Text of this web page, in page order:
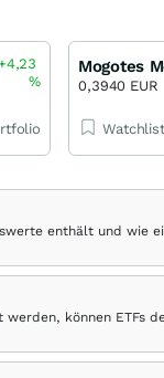
%
0,3940 EUR
Watchlist
enthält und wie
können ETFs